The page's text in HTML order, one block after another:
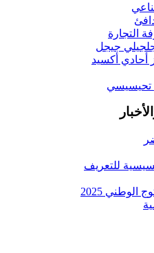
التجارة
جيجل
أحادي أكسيد
تحيسيسي
للتعريف
الوطني 2025